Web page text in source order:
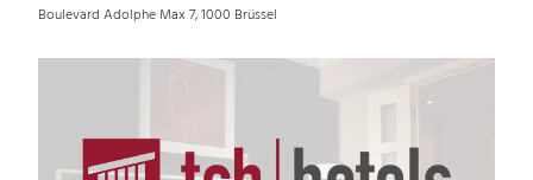
Boulevard Adolphe Max 7, 1000 Brüssel